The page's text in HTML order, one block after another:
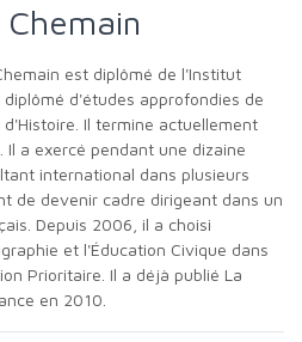
Chemain
d'études approfondies de
Il termine actuellement
a exercé pendant une dizaine
international dans plusieurs
de devenir cadre dirigeant dans un
Depuis 2006, il a choisi
et l'Éducation Civique dans
Prioritaire. Il a déjà publié La
en 2010.